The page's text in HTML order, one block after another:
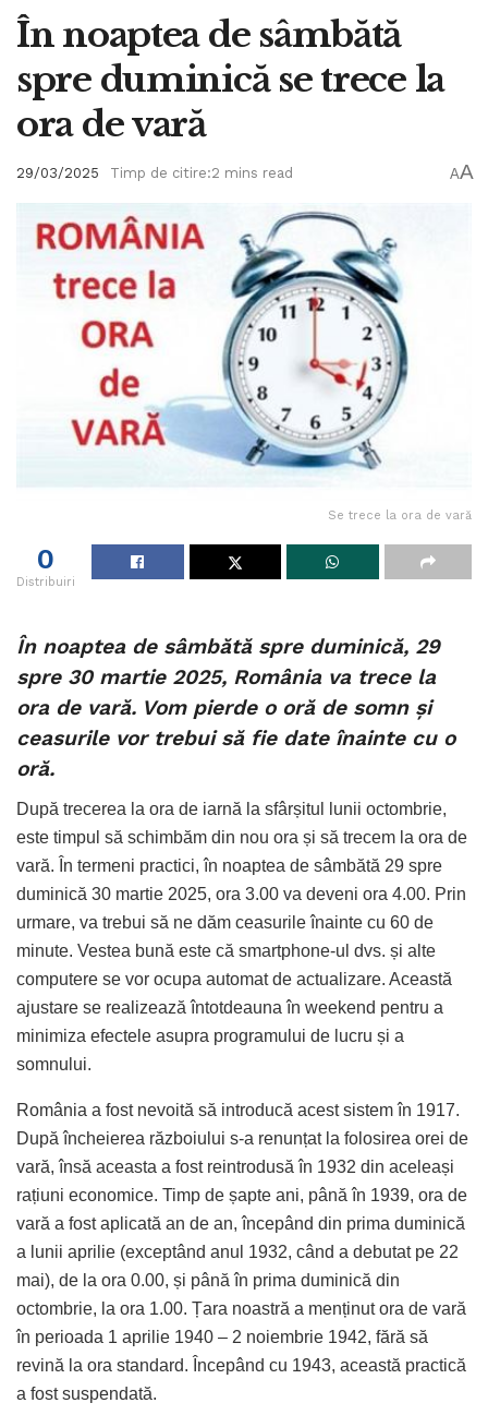
În noaptea de sâmbătă
spre duminică se trece la
ora de vară
29/03/2025 Timp de citire:2 mins read AA
Se trece la ora de vară
0
Distribuiri
În noaptea de sâmbătă spre duminică, 29
spre 30 martie 2025, România va trece la
ora de vară. Vom pierde o oră de somn și
ceasurile vor trebui să fie date înainte cu o
oră.
După trecerea la ora de iarnă la sfârșitul lunii octombrie,
este timpul să schimbăm din nou ora și să trecem la ora de
vară. În termeni practici, în noaptea de sâmbătă 29 spre
duminică 30 martie 2025, ora 3.00 va deveni ora 4.00. Prin
urmare, va trebui să ne dăm ceasurile înainte cu 60 de
minute. Vestea bună este că smartphone-ul dvs. și alte
computere se vor ocupa automat de actualizare. Această
ajustare se realizează întotdeauna în weekend pentru a
minimiza efectele asupra programului de lucru și a
somnului.
România a fost nevoită să introducă acest sistem în 1917.
După încheierea războiului s-a renunțat la folosirea orei de
vară, însă aceasta a fost reintrodusă în 1932 din aceleași
rațiuni economice. Timp de șapte ani, până în 1939, ora de
vară a fost aplicată an de an, începând din prima duminică
a lunii aprilie (exceptând anul 1932, când a debutat pe 22
mai), de la ora 0.00, și până în prima duminică din
octombrie, la ora 1.00. Țara noastră a menținut ora de vară
în perioada 1 aprilie 1940 – 2 noiembrie 1942, fără să
revină la ora standard. Începând cu 1943, această practică
a fost suspendată.